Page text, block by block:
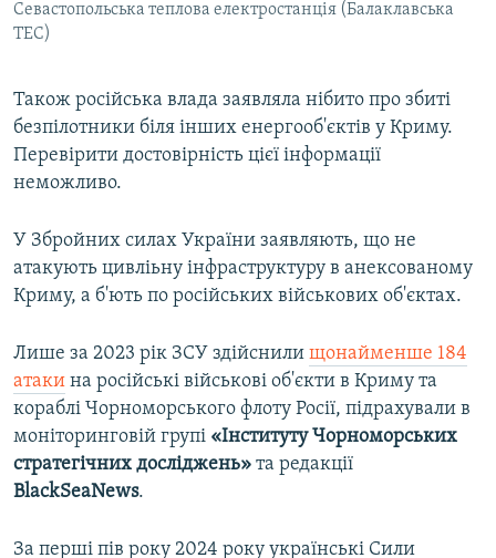
Севастопольська теплова електростанція (Балаклавська
ТЕС)
Також російська влада заявляла нібито про збиті
безпілотники біля інших енергооб'єктів у Криму.
Перевірити достовірність цієї інформації
неможливо.
У Збройних силах України заявляють, що не
атакують цивліьну інфраструктуру в анексованому
Криму, а б'ють по російських військових об'єктах.
Лише за 2023 рік ЗСУ здійснили щонайменше 184
атаки на російські військові об'єкти в Криму та
кораблі Чорноморського флоту Росії, підрахували в
моніторинговій групі «Інституту Чорноморських
стратегічних досліджень» та редакції
BlackSeaNews.
За перші пів року 2024 року українські Сили